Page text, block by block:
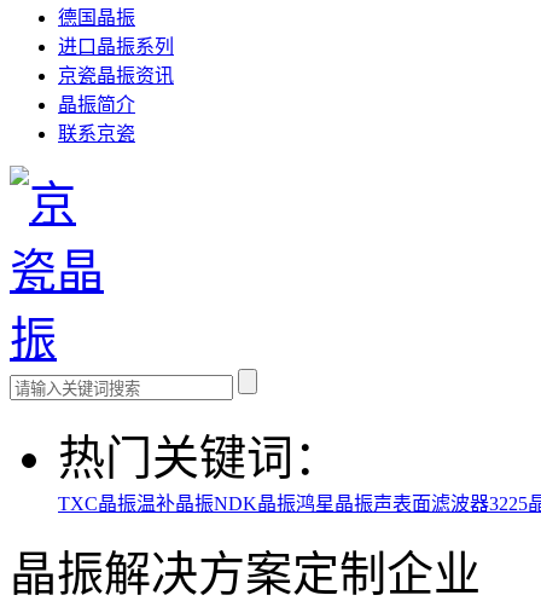
德国晶振
进口晶振系列
京瓷晶振资讯
晶振简介
联系京瓷
热门关键词：
TXC晶振温补晶振NDK晶振鸿星晶振声表面滤波器3225
晶振解决方案定制企业